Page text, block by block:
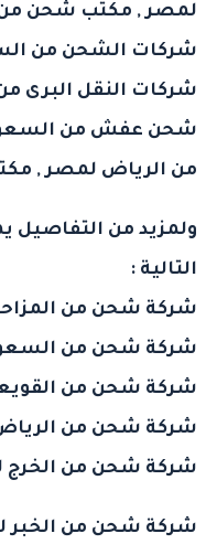
لمصر, مكتب شحن من
شركات الشحن من
شركات النقل البرى
شحن عفش من
من الرياض لمصر,
ولمزيد من التفاصيل
التالية :
شركة شحن من
شركة شحن من
شركة شحن من
شركة شحن من
شركة شحن من الخرج
شركة شحن من الخبر